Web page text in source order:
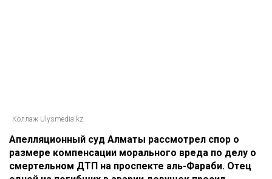
Коллаж Ulysmedia.kz
Апелляционный суд Алматы рассмотрел спор о
размере компенсации морального вреда по делу о
смертельном ДТП на проспекте аль-Фараби. Отец